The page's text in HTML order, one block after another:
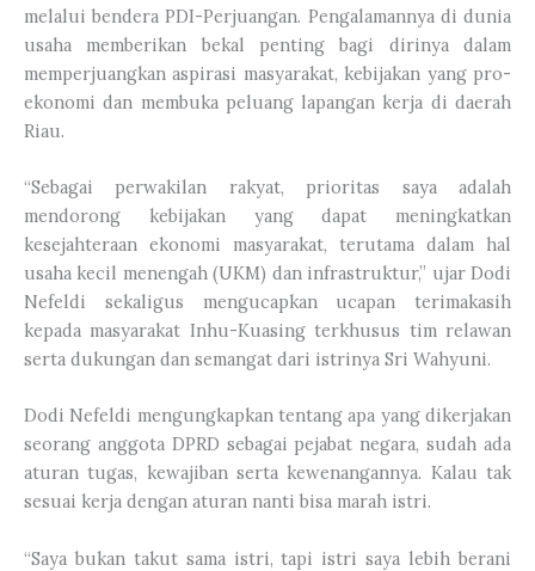
melalui bendera PDI-Perjuangan. Pengalamannya di dunia
usaha memberikan bekal penting bagi dirinya dalam
memperjuangkan aspirasi masyarakat, kebijakan yang pro-
ekonomi dan membuka peluang lapangan kerja di daerah
Riau.
“Sebagai perwakilan rakyat, prioritas saya adalah
mendorong kebijakan yang dapat meningkatkan
kesejahteraan ekonomi masyarakat, terutama dalam hal
usaha kecil menengah (UKM) dan infrastruktur,” ujar Dodi
Nefeldi sekaligus mengucapkan ucapan terimakasih
kepada masyarakat Inhu-Kuasing terkhusus tim relawan
serta dukungan dan semangat dari istrinya Sri Wahyuni.
Dodi Nefeldi mengungkapkan tentang apa yang dikerjakan
seorang anggota DPRD sebagai pejabat negara, sudah ada
aturan tugas, kewajiban serta kewenangannya. Kalau tak
sesuai kerja dengan aturan nanti bisa marah istri.
“Saya bukan takut sama istri, tapi istri saya lebih berani